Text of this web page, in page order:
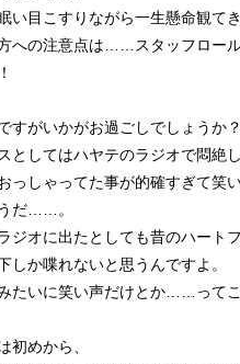
い目こすりながら一生懸命観てき
への注意点は……スタッフロー
すがいかがお過ごしでしょうか？
としてはハヤテのラジオで悶絶
っしゃってた事が的確すぎて笑い
だ……。
ジオに出たとしても昔のハート
しか喋れないと思うんですよ。
たいに笑い声だけとか……って
初めから、